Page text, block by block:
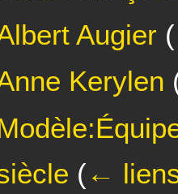
Augier (
Kerylen
(←